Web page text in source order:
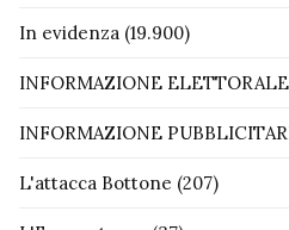
In evidenza (19.900)
INFORMAZIONE ELETTORALE
INFORMAZIONE
L'attacca Bottone (207)